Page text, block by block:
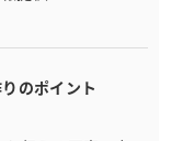
のポイント